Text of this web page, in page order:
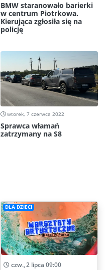
BMW staranowało barierki
w centrum Piotrkowa.
Kierująca zgłosiła się na
policję
wtorek, 7 czerwca 2022
Sprawca włamań
zatrzymany na S8
DLA DZIECI
czw., 2 lipca 09:00